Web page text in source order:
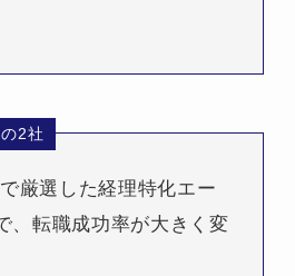
2社
厳選した経理特化エー
、転職成功率が大きく変